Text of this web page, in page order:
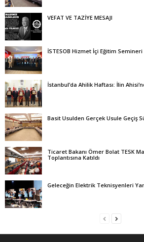
VEFAT VE TAZİYE MESAJI
İSTESOB Hizmet İçi Eğitim
İstanbul’da Ahilik Haftası: İlin
Basit Usulden Gerçek Usule Geçiş
Ticaret Bakanı Ömer Bolat TESK
Toplantısına Katıldı
Geleceğin Elektrik Teknisyenleri